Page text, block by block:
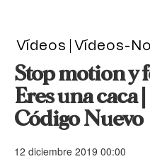
Vídeos Vídeos-
Stop motion y
Eres una caca
Código Nuevo
12 diciembre 2019 00:00